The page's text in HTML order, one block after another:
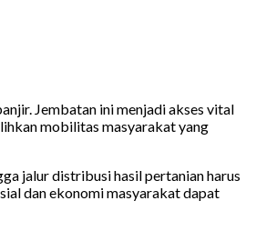
Jembatan ini menjadi akses vital
mobilitas masyarakat yang
jalur distribusi hasil pertanian harus
dan ekonomi masyarakat dapat